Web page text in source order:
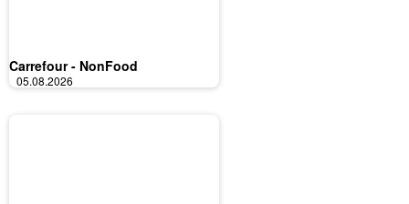
Carrefour - NonFood
05.08.2026